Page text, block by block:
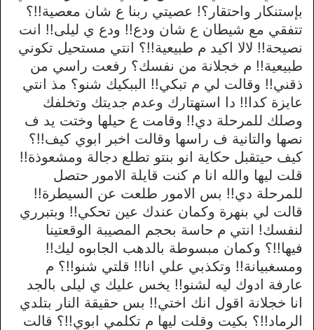
بإستنكار واحتقار؟! عصيتي ربنا ع شان معصية!!؟
تتفقي مع شيطان ع شان ودع!! ودع ي ليلى!! انت
نصيحة!! لالا اكيد م طبيعية!!؟ انتي مستحيل تكوني
طبيعية!! م خجلانة من نفسك؟ رفعت راسي من
ذقني!! وقالت لي م تبكي!! الببكيك شنو؟ مذ انتي
عايزة كدا!! دا استهتارك وعدم جديتك وتخلفك
وصلك للمرحلة دي!! وقامت ع حيلها وختت يد ف
نصها والتانية ف راسها وقالت اخبر ابوي كيف!!؟
كيف حيتقبل حكاية انو بنتو تطلع دجالة ومشعوذة!!
قلت ليها والله انا م كنت قايلة الامور حتصل
للمرحلة دي!! بس الامور طلعت عن السيطرة!!
قالت لي بنهرة وكمان عندك عين تحكي!! وبتبرري
لنفسك! انتي م حاسة بحجم المصيبة الوقعتينا
فيها!!؟ وكمان مبسوطة بالدهب الجابوه ليك!!
ومسغبيانة!! وتكذبي علي انا!! قلتي شنو!!؟ م
عارفة ادوك ليه لشنو!! يخس عليك ي ليلى بالجد
انا خجلانة اقول انك اختي!! بس حقيقة النار بتلدي
الرماد!!؟ بكيت وقلت ليها م تكلمي ابوي!!؟ قالت